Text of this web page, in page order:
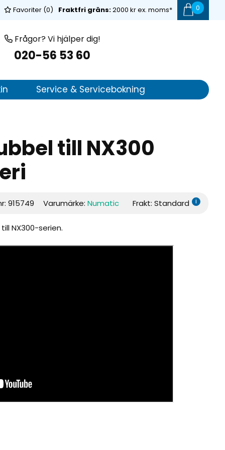
0
Fraktfri gräns:2000 kr ex. moms*
Favoriter (0)
Frågor? Vi hjälper dig!
020-56 53 60
Service & Servicebokning
till NX300
915749 Varumärke:Numatic Frakt: Standard i
NX300-serien.